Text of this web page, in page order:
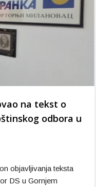
na tekst o
odbora u
objavljivanja teksta
DS u Gornjem